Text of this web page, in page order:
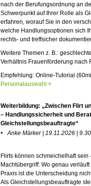
nach der Berufungsordnung an
Schwerpunkt auf Ihrer Rolle als
erfahren, worauf Sie in den
welche Handlungsoptionen sich
rechts- und treffsicher
Weitere Themen z. B.:
Verhältnis Frauenförderung nach
Empfehlung: Online-Tutorial
Personalauswahl
Weiterbildung: „Zwischen Flirt
– Handlungssicherheit und
Gleichstellungsbeauftragte“
Anke Märker | 19.11.2026 |
Flirts können schmeichelhaft
Machtübergriff. Wo genau
Praxis ist die Unterscheidung
Als Gleichstellungsbeauftragte